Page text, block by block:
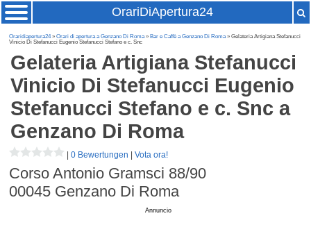
OrariDiApertura24
Oraridiapertura24»Orari di apertura a Genzano Di Roma» Bar e Caffè a Genzano Di Roma» Gelateria Artigiana Stefanucci
Vinicio Di Stefanucci Eugenio Stefanucci Stefano e c. Snc
Gelateria Artigiana Stefanucci
Vinicio Di Stefanucci Eugenio
Stefanucci Stefano e c. Snc a
Genzano Di Roma
|0 Bewertungen |Vota ora!
Corso Antonio Gramsci 88/90
00045 Genzano Di Roma
Annuncio